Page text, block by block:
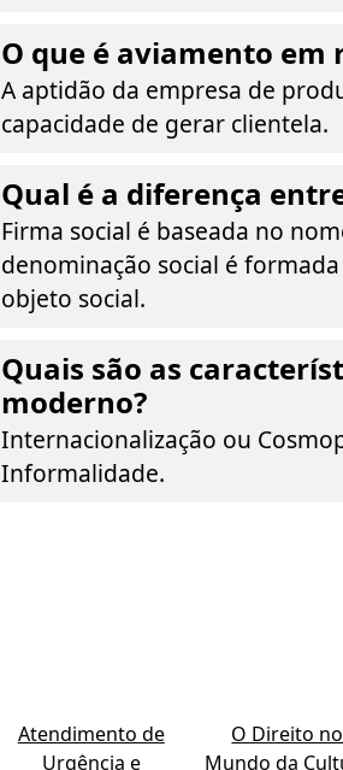
O que é aviamento em
A aptidão da empresa de
capacidade de gerar clientela.
Qual é a diferença
Firma social é baseada no
denominação social é
objeto social.
Quais são as
moderno?
Internacionalização ou
Informalidade.
Atendimento de
Urgência e
O Direito no
Mundo da